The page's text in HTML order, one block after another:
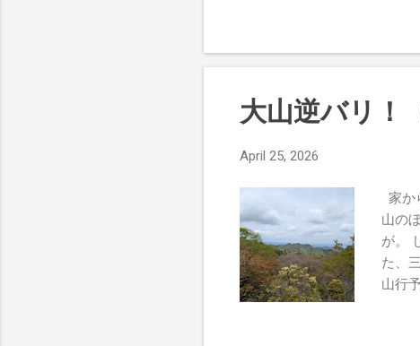
大山逆バリ！
April 25, 2026
家か
山の
が。
た、
山行